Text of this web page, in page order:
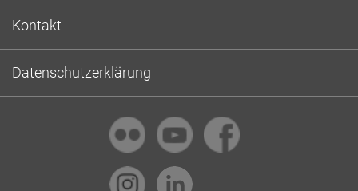
Kontakt
Datenschutzerklärung